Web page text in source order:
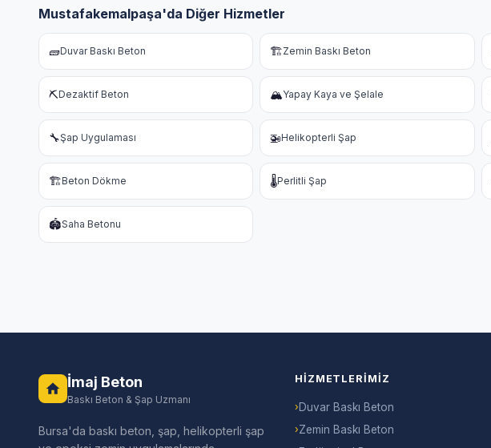
Mustafakemalpaşa'da Diğer Hizmetler
🧱Duvar Baskı Beton 🏗️Zemin Baskı Beton
⛏️Dezaktif Beton 🏔️Yapay Kaya ve Şelale
🔧Şap Uygulaması 🚁Helikopterli Şap
🏗️Beton Dökme 🌡️Perlitli Şap
🏟️Saha Betonu
İmaj Beton
Baskı Beton & Şap Uzmanı
Bursa'da baskı beton, şap, helikopterli şap
HIZMETLERIMIZ
› Duvar Baskı Beton
›Zemin Baskı Beton